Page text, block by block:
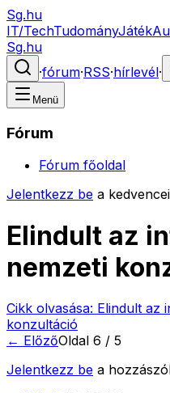
Sg.hu
IT/TechTudományJáték
Sg.hu
·fórum·RSS·hírlevél·
Menü
Fórum
Fórum főoldal
Jelentkezz be a
Elindult az
nemzeti
Cikk olvasása: Elindult az
konzultáció
← ElőzőOldal 6 / 5
Jelentkezz be a